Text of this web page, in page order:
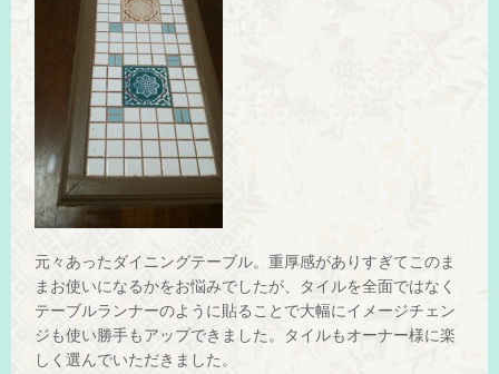
元々あったダイニングテーブル。重厚感がありすぎてこのま
まお使いになるかをお悩みでしたが、タイルを全面ではなく
テーブルランナーのように貼ることで大幅にイメージチェン
ジも使い勝手もアップできました。タイルもオーナー様に楽
しく選んでいただきました。